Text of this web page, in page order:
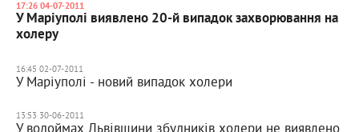
17:26 04-07-2011
У Маріуполі виявлено 20-й випадок захворювання на
холеру
16:45 02-07-2011
У Маріуполі - новий випадок холери
13:53 30-06-2011
У водоймах Львівщини збудників холери не виявлено,